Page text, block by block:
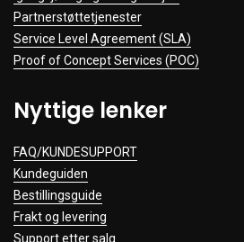
Partnerstøttetjenester
Service Level Agreement (SLA)
Proof of Concept Services (POC)
Nyttige lenker
FAQ/KUNDESUPPORT
Kundeguiden
Bestillingsguide
Frakt og levering
Support etter salg